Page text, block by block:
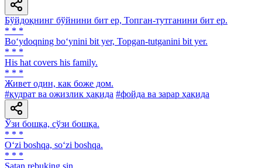
Бўйдоқнинг бўйнини бит ер, Топган-тутганини бит ер.
* * *
Bo‘ydoqning bo‘ynini bit yer, Topgan-tutganini bit yer.
* * *
His hat covers his family.
* * *
Живет один, как боже дом.
#қудрат ва ожизлик ҳақида #фойда ва зарар ҳақида
Ўзи бошқа, сўзи бошқа.
* * *
O‘zi boshqa, so‘zi boshqa.
* * *